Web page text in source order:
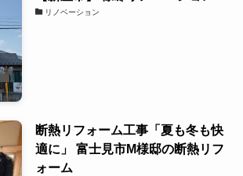
リノベーション
断熱リフォーム工事「夏も冬も快
適に」 富士見市M様邸の断熱リフ
ォーム